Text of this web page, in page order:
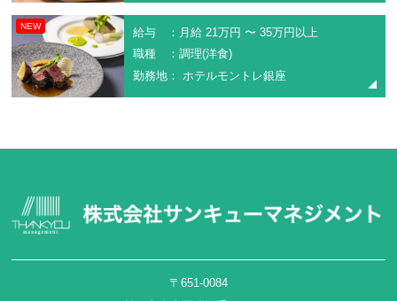
NEW
給与 ：月給 21万円 〜 35万円以上
職種 ：調理(洋食)
勤務地： ホテルモントレ銀座
〒651-0084